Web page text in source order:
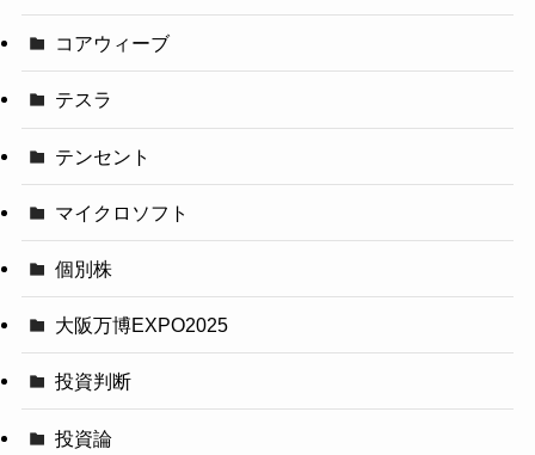
コアウィーブ
テスラ
テンセント
マイクロソフト
個別株
大阪万博EXPO2025
投資判断
投資論